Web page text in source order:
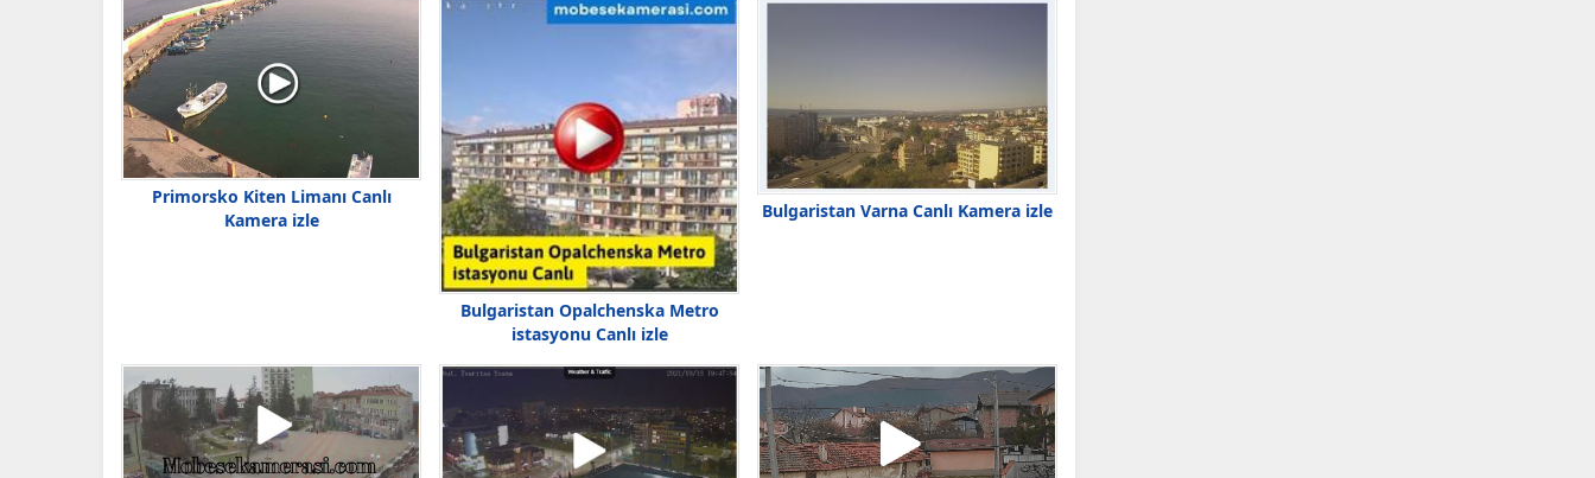
Primorsko Kiten Limanı Canlı
Kamera izle
Bulgaristan Opalchenska Metro
istasyonu Canlı izle
Bulgaristan Varna Canlı Kamera izle